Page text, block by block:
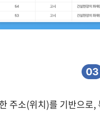
주소(위치)를 기반으로